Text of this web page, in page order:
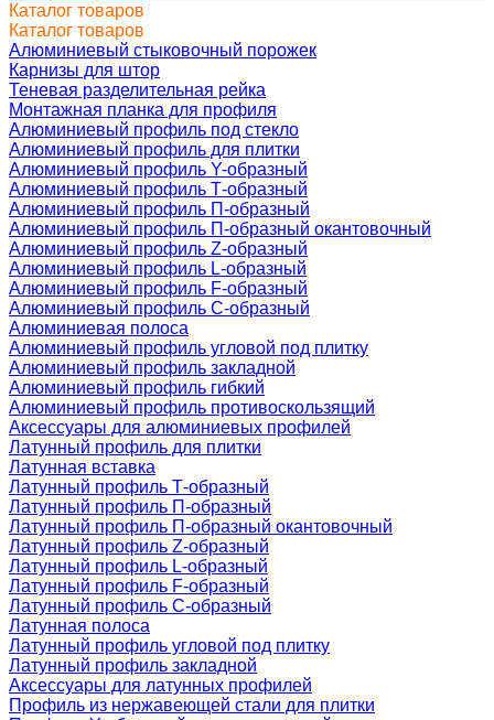
Каталог товаров
Каталог товаров
Алюминиевый стыковочный порожек
Карнизы для штор
Теневая разделительная рейка
Монтажная планка для профиля
Алюминиевый профиль под стекло
Алюминиевый профиль для плитки
Алюминиевый профиль Y-образный
Алюминиевый профиль Т-образный
Алюминиевый профиль П-образный
Алюминиевый профиль П-образный окантовочный
Алюминиевый профиль Z-образный
Алюминиевый профиль L-образный
Алюминиевый профиль F-образный
Алюминиевый профиль C-образный
Алюминиевая полоса
Алюминиевый профиль угловой под плитку
Алюминиевый профиль закладной
Алюминиевый профиль гибкий
Алюминиевый профиль противоскользящий
Аксессуары для алюминиевых профилей
Латунный профиль для плитки
Латунная вставка
Латунный профиль Т-образный
Латунный профиль П-образный
Латунный профиль П-образный окантовочный
Латунный профиль Z-образный
Латунный профиль L-образный
Латунный профиль F-образный
Латунный профиль C-образный
Латунная полоса
Латунный профиль угловой под плитку
Латунный профиль закладной
Аксессуары для латунных профилей
Профиль из нержавеющей стали для плитки